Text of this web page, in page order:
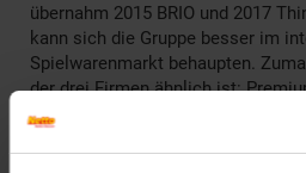
übernahm 2015 BRIO und 2017
kann sich die Gruppe besser im
Spielwarenmarkt behaupten.
der drei Firmen ähnlich ist:
die Kindern und Familien sinnvolle